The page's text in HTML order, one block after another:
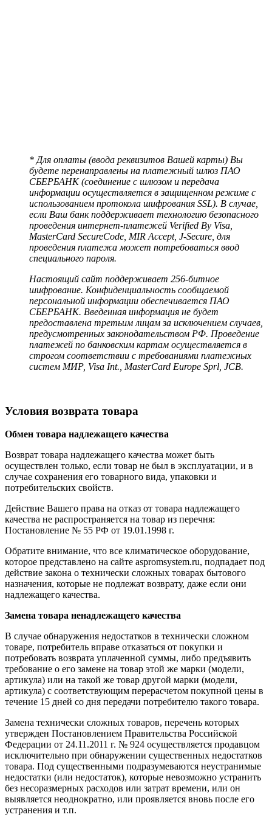
* Для оплаты (ввода реквизитов Вашей карты) Вы
будете перенаправлены на платежный шлюз ПАО
СБЕРБАНК (соединение с шлюзом и передача
информации осуществляется в защищенном режиме с
использованием протокола шифрования SSL). В случае,
если Ваш банк поддерживает технологию безопасного
проведения интернет-платежей Verified By Visa,
MasterCard SecureCode, MIR Accept, J-Secure, для
проведения платежа может потребоваться ввод
специального пароля.
Настоящий сайт поддерживает 256-битное
шифрование. Конфиденциальность сообщаемой
персональной информации обеспечивается ПАО
СБЕРБАНК. Введенная информация не будет
предоставлена третьим лицам за исключением случаев,
предусмотренных законодательством РФ. Проведение
платежей по банковским картам осуществляется в
строгом соответствии с требованиями платежных
систем МИР, Visa Int., MasterCard Europe Sprl, JCB.
Условия возврата товара
Обмен товара надлежащего качества
Возврат товара надлежащего качества может быть
осуществлен только, если товар не был в эксплуатации, и в
случае сохранения его товарного вида, упаковки и
потребительских свойств.
Действие Вашего права на отказ от товара надлежащего
качества не распространяется на товар из перечня:
Постановление № 55 РФ от 19.01.1998 г.
Обратите внимание, что все климатическое оборудование,
которое представлено на сайте aspromsystem.ru, подпадает под
действие закона о технически сложных товарах бытового
назначения, которые не подлежат возврату, даже если они
надлежащего качества.
Замена товара ненадлежащего качества
В случае обнаружения недостатков в технически сложном
товаре, потребитель вправе отказаться от покупки и
потребовать возврата уплаченной суммы, либо предъявить
требование о его замене на товар этой же марки (модели,
артикула) или на такой же товар другой марки (модели,
артикула) с соответствующим перерасчетом покупной цены в
течение 15 дней со дня передачи потребителю такого товара.
Замена технически сложных товаров, перечень которых
утвержден Постановлением Правительства Российской
Федерации от 24.11.2011 г. № 924 осуществляется продавцом
исключительно при обнаружении существенных недостатков
товара. Под существенными подразумеваются неустранимые
недостатки (или недостаток), которые невозможно устранить
без несоразмерных расходов или затрат времени, или он
выявляется неоднократно, или проявляется вновь после его
устранения и т.п.